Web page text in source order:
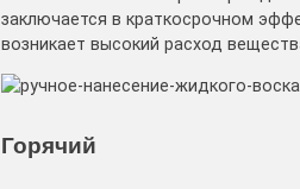
заключается в краткосрочном
возникает высокий расход
Горячий